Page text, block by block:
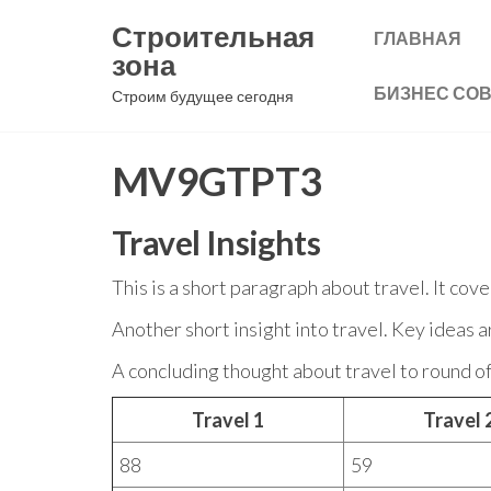
содержимому
Строительная
зона
Строим будущее сегодня
ГЛАВНАЯ
БИЗНЕС
MV9GTPT3
Travel Insights
This is a short paragraph about travel. It
Another short insight into travel. Key ideas
A concluding thought about travel to round
Travel 1
Travel
88
59